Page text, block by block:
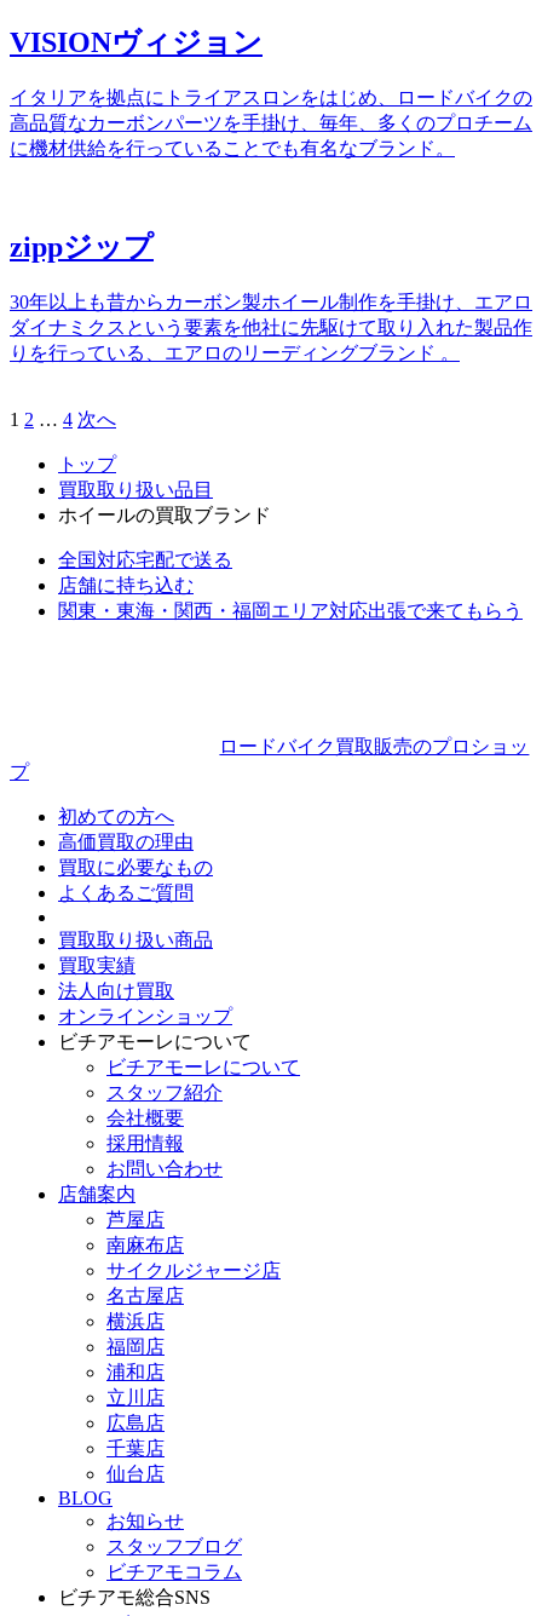
VISIONヴィジョン
イタリアを拠点にトライアスロンをはじめ、ロードバイクの
高品質なカーボンパーツを手掛け、毎年、多くのプロチーム
に機材供給を行っていることでも有名なブランド。
zippジップ
30年以上も昔からカーボン製ホイール制作を手掛け、エアロ
ダイナミクスという要素を他社に先駆けて取り入れた製品作
りを行っている、エアロのリーディングブランド 。
投
1 2 … 4 次へ
トップ
買取取り扱い品目
ホイールの買取ブランド
全国対応宅配で送る
店舗に持ち込む
関東・東海・関西・福岡エリア対応出張で来てもらう
ロードバイク買取販売のプロショッ
プ
初めての方へ
高価買取の理由
買取に必要なもの
よくあるご質問
買取取り扱い商品
買取実績
法人向け買取
オンラインショップ
ビチアモーレについて
ビチアモーレについて
スタッフ紹介
会社概要
採用情報
お問い合わせ
店舗案内
芦屋店
南麻布店
サイクルジャージ店
名古屋店
横浜店
福岡店
浦和店
立川店
広島店
千葉店
仙台店
BLOG
お知らせ
スタッフブログ
ビチアモコラム
ビチアモ総合SNS